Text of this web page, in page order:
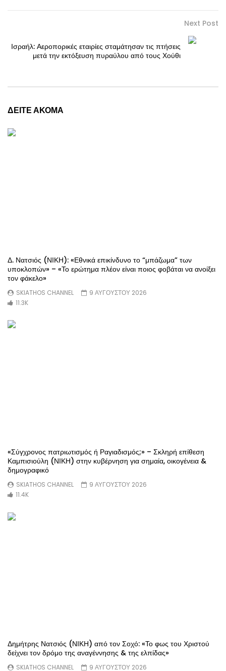
Next Post
Ισραήλ: Αεροπορικές εταιρίες σταμάτησαν τις πτήσεις
μετά την εκτόξευση πυραύλου από τους Χούθι
ΔΕΙΤΕ ΑΚΟΜΑ
Δ. Νατσιός (ΝΙΚΗ): «Εθνικά επικίνδυνο το “μπάζωμα” των
υποκλοπών» – «Το ερώτημα πλέον είναι ποιος φοβάται να ανοίξει
τον φάκελο»
SKIATHOS CHANNEL
9 ΑΥΓΟΥΣΤΟΥ 2026
11.3K
«Σύγχρονος πατριωτισμός ή Ραγιαδισμός;» – Σκληρή επίθεση
Καμπισιούλη (ΝΙΚΗ) στην κυβέρνηση για σημαία, οικογένεια &
δημογραφικό
SKIATHOS CHANNEL
9 ΑΥΓΟΥΣΤΟΥ 2026
11.4K
Δημήτρης Νατσιός (ΝΙΚΗ) από τον Σοχό: «Το φως του Χριστού
δείχνει τον δρόμο της αναγέννησης & της ελπίδας»
SKIATHOS CHANNEL 9 ΑΥΓΟΥΣΤΟΥ 2026